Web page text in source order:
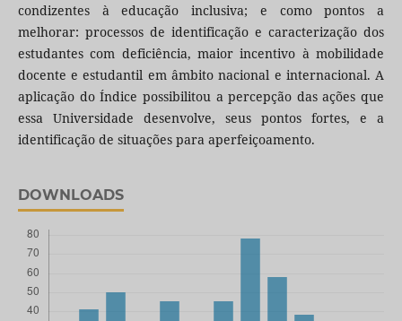
condizentes à educação inclusiva; e como pontos a
melhorar: processos de identificação e caracterização dos
estudantes com deficiência, maior incentivo à mobilidade
docente e estudantil em âmbito nacional e internacional. A
aplicação do Índice possibilitou a percepção das ações que
essa Universidade desenvolve, seus pontos fortes, e a
identificação de situações para aperfeiçoamento.
DOWNLOADS